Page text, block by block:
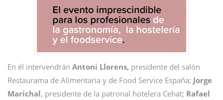
En él intervendrán Antoni Llorens, presidente del salón
Restaurama de Alimentaria y de Food Service España; Jorge
Marichal, presidente de la patronal hotelera Cehat; Rafael